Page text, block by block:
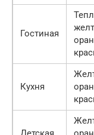
Гостиная
Кухня